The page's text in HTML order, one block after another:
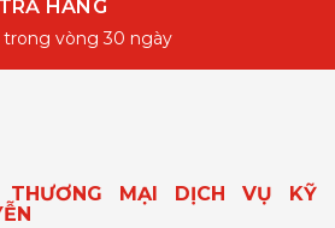
HÀNG
trong vòng 30 ngày
THƯƠNG MẠI DỊCH VỤ KỸ